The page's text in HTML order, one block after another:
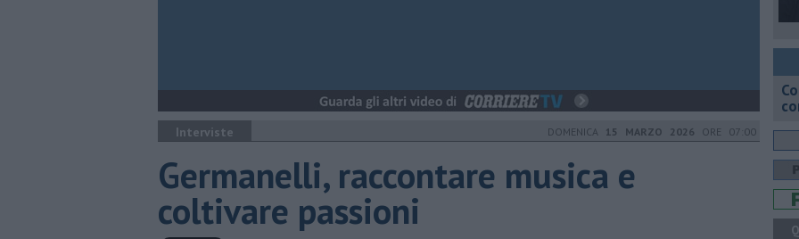
Interviste DOMENICA 15 MARZO 2026 ORE 07:00
Germanelli, raccontare musica e
coltivare passioni